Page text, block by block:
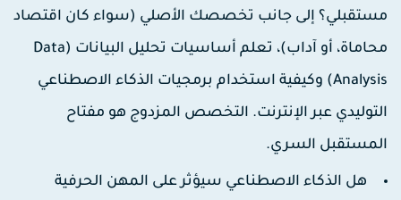
إلى جانب تخصصك الأصلي (سواء كان اقتصاد
محاماة، أو آداب)، تعلم أساسيات تحليل البيانات (Data
Analysis) وكيفية استخدام برمجيات الذكاء الاصطناعي
عبر الإنترنت. التخصص المزدوج هو مفتاح
السري.
هل الذكاء الاصطناعي سيؤثر على المهن الحرفية